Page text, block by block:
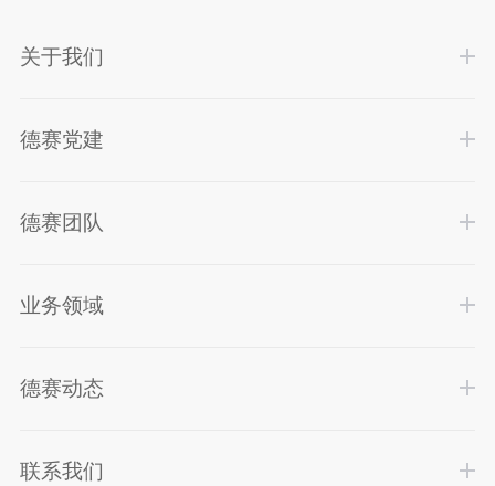
关于我们
德赛党建
德赛团队
业务领域
德赛动态
联系我们